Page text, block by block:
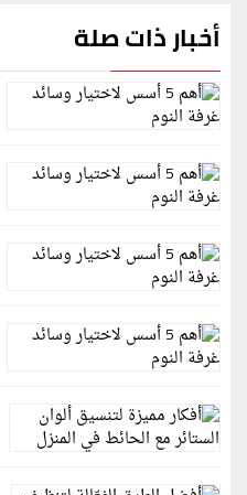
أخبار ذات صلة